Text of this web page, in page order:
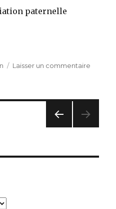
paternelle
Laisser un commentaire
ÉDE